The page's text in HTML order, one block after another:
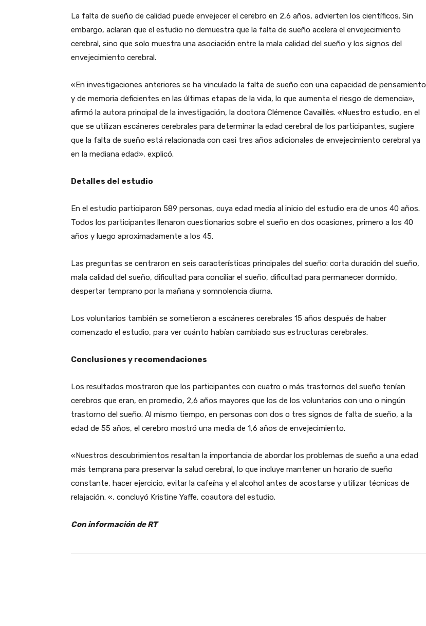
La falta de sueño de calidad puede envejecer el cerebro en 2,6 años, advierten los científicos. Sin
embargo, aclaran que el estudio no demuestra que la falta de sueño acelera el envejecimiento
cerebral, sino que solo muestra una asociación entre la mala calidad del sueño y los signos del
envejecimiento cerebral.
«En investigaciones anteriores se ha vinculado la falta de sueño con una capacidad de pensamiento
y de memoria deficientes en las últimas etapas de la vida, lo que aumenta el riesgo de demencia»,
afirmó la autora principal de la investigación, la doctora Clémence Cavaillès. «Nuestro estudio, en el
que se utilizan escáneres cerebrales para determinar la edad cerebral de los participantes, sugiere
que la falta de sueño está relacionada con casi tres años adicionales de envejecimiento cerebral ya
en la mediana edad», explicó.
Detalles del estudio
En el estudio participaron 589 personas, cuya edad media al inicio del estudio era de unos 40 años.
Todos los participantes llenaron cuestionarios sobre el sueño en dos ocasiones, primero a los 40
años y luego aproximadamente a los 45.
Las preguntas se centraron en seis características principales del sueño: corta duración del sueño,
mala calidad del sueño, dificultad para conciliar el sueño, dificultad para permanecer dormido,
despertar temprano por la mañana y somnolencia diurna.
Los voluntarios también se sometieron a escáneres cerebrales 15 años después de haber
comenzado el estudio, para ver cuánto habían cambiado sus estructuras cerebrales.
Conclusiones y recomendaciones
Los resultados mostraron que los participantes con cuatro o más trastornos del sueño tenían
cerebros que eran, en promedio, 2,6 años mayores que los de los voluntarios con uno o ningún
trastorno del sueño. Al mismo tiempo, en personas con dos o tres signos de falta de sueño, a la
edad de 55 años, el cerebro mostró una media de 1,6 años de envejecimiento.
«Nuestros descubrimientos resaltan la importancia de abordar los problemas de sueño a una edad
más temprana para preservar la salud cerebral, lo que incluye mantener un horario de sueño
constante, hacer ejercicio, evitar la cafeína y el alcohol antes de acostarse y utilizar técnicas de
relajación. «, concluyó Kristine Yaffe, coautora del estudio.
Con información de RT